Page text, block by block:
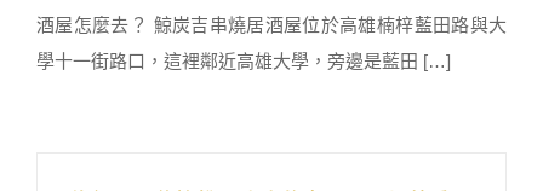
酒屋怎麼去？ 鯨炭吉串燒居酒屋位於高雄楠梓藍田路與大
學十一街路口，這裡鄰近高雄大學，旁邊是藍田 […]